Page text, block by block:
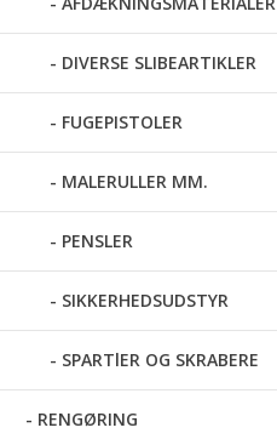
DIVERSE SLIBEARTIKLER
FUGEPISTOLER
MALERULLER MM.
PENSLER
SIKKERHEDSUDSTYR
SPARTlER OG SKRABERE
RENGØRING